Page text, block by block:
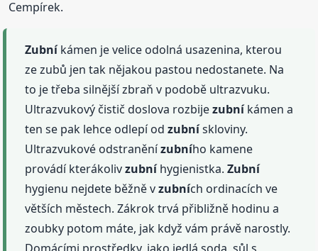
Cempírek.
Zubníkámen je velice odolná usazenina, kterou
ze zubů jen tak nějakou pastou nedostanete. Na
to je třeba silnější zbraň v podobě ultrazvuku.
Ultrazvukový čistič doslova rozbijezubníkámen a
ten se pak lehce odlepí odzubnískloviny.
Ultrazvukové odstraněnízubního kamene
provádí kterákolivzubníhygienistka.Zubní
hygienu nejdete běžně vzubních ordinacích ve
větších městech. Zákrok trvá přibližně hodinu a
zoubky potom máte, jak když vám právě narostly.